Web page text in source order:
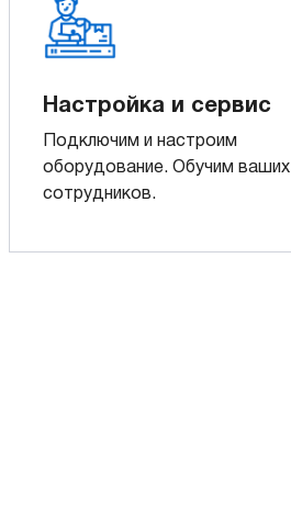
Настройка и сервис
Подключим и настроим
оборудование. Обучим ваших
сотрудников.